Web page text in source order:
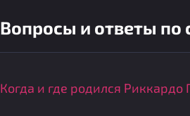
Вопросы и ответы по
Когда и где родился Риккардо